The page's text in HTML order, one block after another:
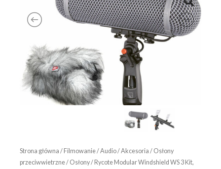
Strona główna / Filmowanie/Audio/Akcesoria / Osłony
przeciwwietrzne/ Osłony/ Rycote Modular Windshield WS 3 Kit,